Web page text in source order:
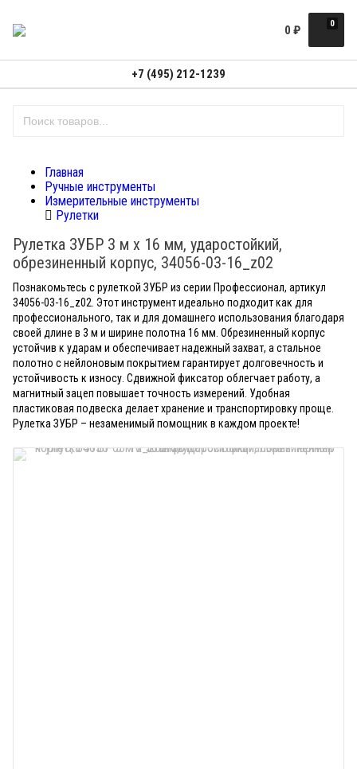
0
0 ₽
+7 (495) 212-1239
Главная
Ручные инструменты
Измерительные инструменты
Рулетки
Рулетка ЗУБР 3 м х 16 мм, ударостойкий,
обрезиненный корпус, 34056-03-16_z02
Познакомьтесь с рулеткой ЗУБР из серии Профессионал, артикул
34056-03-16_z02. Этот инструмент идеально подходит как для
профессионального, так и для домашнего использования благодаря
своей длине в 3 м и ширине полотна 16 мм. Обрезиненный корпус
устойчив к ударам и обеспечивает надежный захват, а стальное
полотно с нейлоновым покрытием гарантирует долговечность и
устойчивость к износу. Сдвижной фиксатор облегчает работу, а
магнитный зацеп повышает точность измерений. Удобная
пластиковая подвеска делает хранение и транспортировку проще.
Рулетка ЗУБР – незаменимый помощник в каждом проекте!